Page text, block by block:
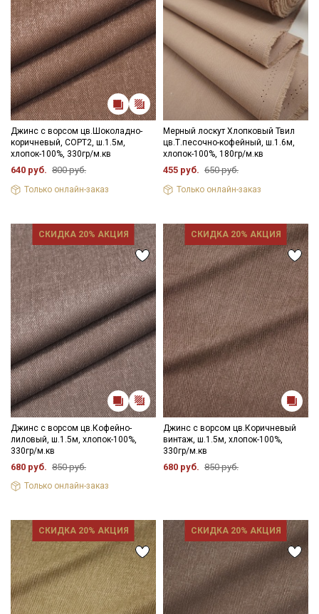
Джинс с ворсом цв.Шоколадно-
коричневый, СОРТ2, ш.1.5м,
хлопок-100%, 330гр/м.кв
640 руб. 800 руб.
Только онлайн-заказ
Мерный лоскут Хлопковый Твил
цв.Т.песочно-кофейный, ш.1.6м,
хлопок-100%, 180гр/м.кв
455 руб. 650 руб.
Только онлайн-заказ
СКИДКА 20% АКЦИЯ
Джинс с ворсом цв.Кофейно-
лиловый, ш.1.5м, хлопок-100%,
330гр/м.кв
680 руб. 850 руб.
Только онлайн-заказ
СКИДКА 20% АКЦИЯ
Джинс с ворсом цв.Коричневый
винтаж, ш.1.5м, хлопок-100%,
330гр/м.кв
680 руб. 850 руб.
СКИДКА 20% АКЦИЯ СКИДКА 20% АКЦИЯ